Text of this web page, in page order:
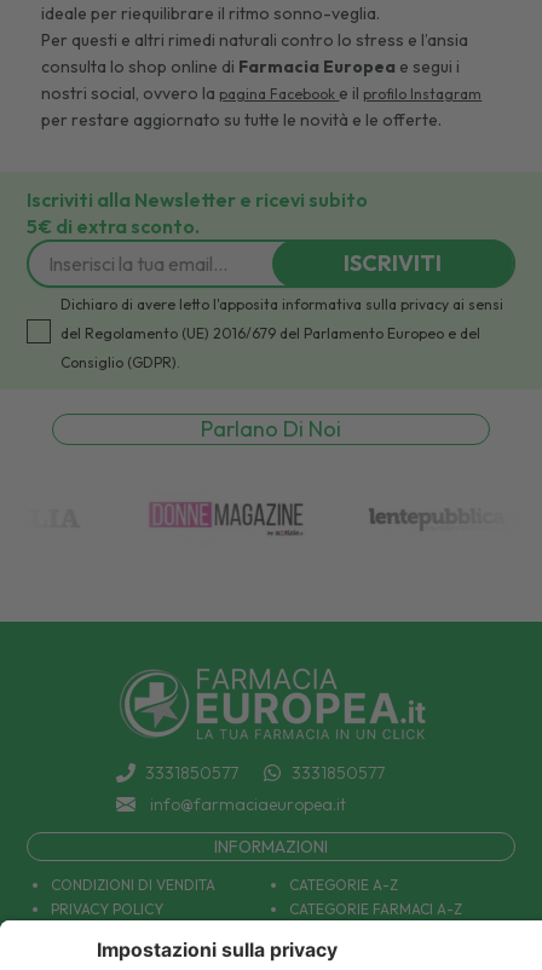
ideale per riequilibrare il ritmo sonno-veglia.
Per questi e altri rimedi naturali contro lo stress e l’ansia
consulta lo shop online di Farmacia Europea e segui i
nostri social, ovvero la pagina Facebook e il profilo Instagram
per restare aggiornato su tutte le novità e le offerte.
Iscriviti alla Newsletter e ricevi subito
5€ di extra sconto.
ISCRIVITI
Dichiaro di avere letto l'apposita informativa sulla privacy ai sensi
del Regolamento (UE) 2016/679 del Parlamento Europeo e del
Consiglio (GDPR).
Parlano Di Noi
3331850577
3331850577
info@farmaciaeuropea.it
INFORMAZIONI
CONDIZIONI DI VENDITA
PRIVACY POLICY
DECONTRIBUZIONE INPS
CATEGORIE A-Z
CATEGORIE FARMACI A-Z
TUTTO IL NOSTRO CATALOGO